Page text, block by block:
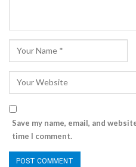
Save my name, email, and
time I comment.